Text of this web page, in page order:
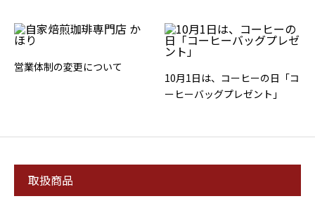
営業体制の変更について
10月1日は、コーヒーの日「コ
ーヒーバッグプレゼント」
取扱商品